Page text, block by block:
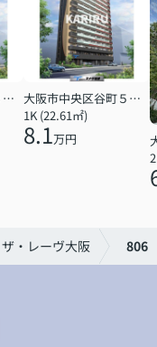
大阪市中央区谷町５丁目
大阪市中央区谷町５丁目
1K (22.61㎡)
8.1万円
・レーヴ大阪 806